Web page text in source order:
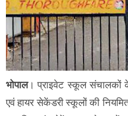
भोपाल। प्राइवेट स्कूल संचालकों
एवं हायर सेकेंडरी स्कूलों की